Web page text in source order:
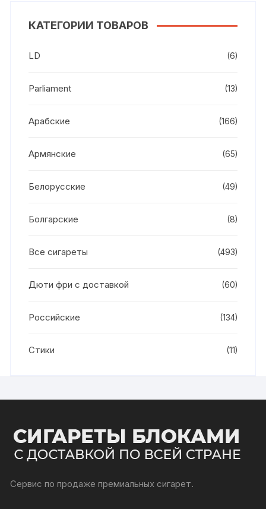
КАТЕГОРИИ ТОВАРОВ
LD (6)
Parliament (13)
Арабские (166)
Армянские (65)
Белорусские (49)
Болгарские (8)
Все сигареты (493)
Дюти фри с доставкой (60)
Российские (134)
Стики (11)
Сервис по продаже премиальных сигарет.